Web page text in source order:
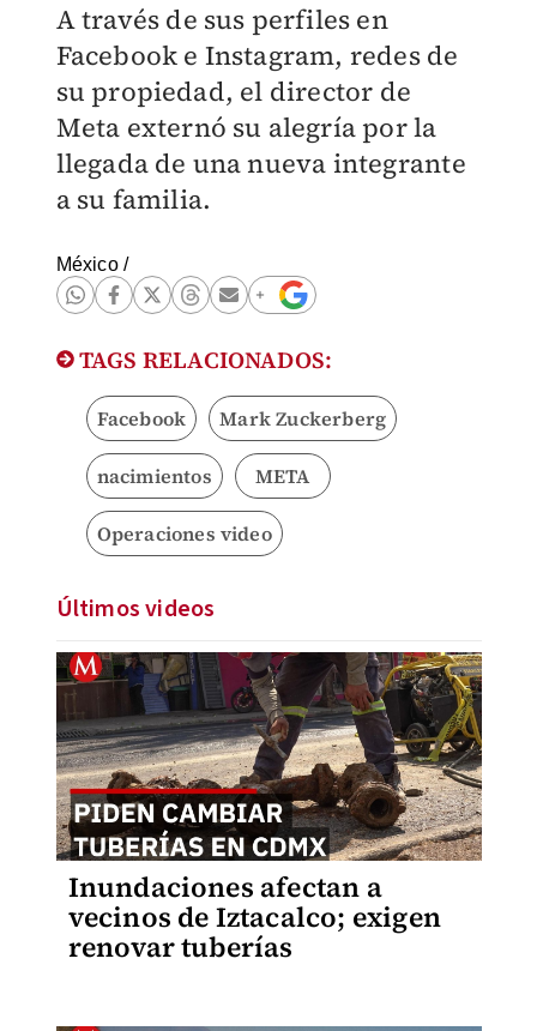
A través de sus perfiles en
Facebook e Instagram, redes de
su propiedad, el director de
Meta externó su alegría por la
llegada de una nueva integrante
a su familia.
México/
TAGS RELACIONADOS:
Facebook Mark Zuckerberg
nacimientos META
Operaciones video
Últimos videos
Inundaciones afectan a
vecinos de Iztacalco; exigen
renovar tuberías